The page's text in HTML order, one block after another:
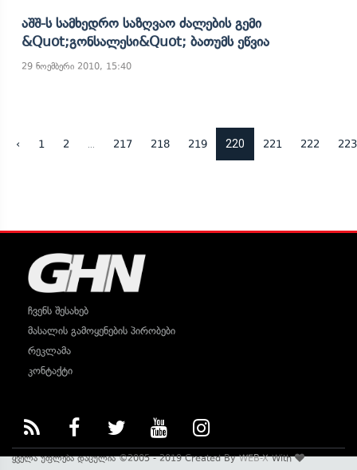
Აშშ-Ს Სამხედრო Საზღვაო Ძალების Გემი
&quot;გონსალესი&quot; Ბათუმს Ეწვია
29 ნოემბერი 2010, 15:40
‹ 1 2 217 218 219 220 221 222 223
ჩვენს შესახებ
მასალის გამოყენების პირობები
რეკლამა
კონტაქტი
ყველა უფლება დაცულია ©2005 - 2019 Created ByWEB-XWith